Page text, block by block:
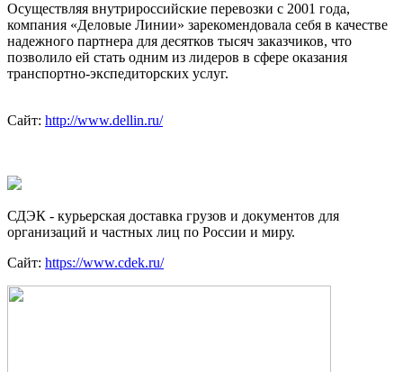
Осуществляя внутрироссийские перевозки с 2001 года,
компания «Деловые Линии» зарекомендовала себя в качестве
надежного партнера для десятков тысяч заказчиков, что
позволило ей стать одним из лидеров в сфере оказания
транспортно-экспедиторских услуг.
Сайт: http://www.dellin.ru/
СДЭК - курьерская доставка грузов и документов для
организаций и частных лиц по России и миру.
Сайт: https://www.cdek.ru/